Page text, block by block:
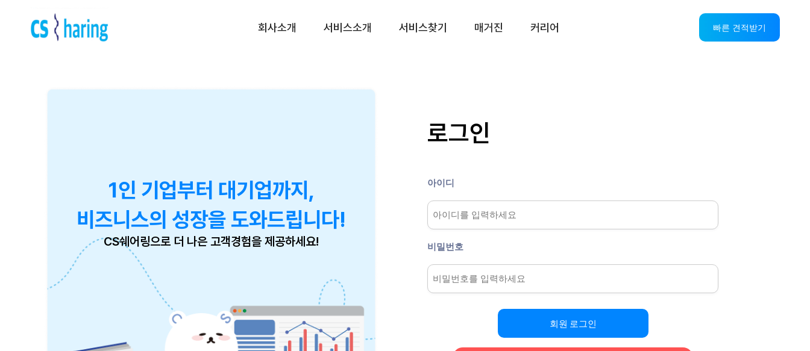
회사소개 서비스소개
VOC 관리 서비스
서비스찾기 매거진 커리어 빠른 견적받기
1인 기업부터 대기업까지,
비즈니스의 성장을 도와드립니다!
CS쉐어링으로 더 나은 고객경험을 제공하세요!
로그인
아이디
비밀번호
회원 로그인